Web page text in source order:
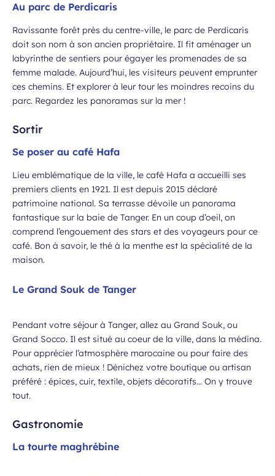
Au parc de Perdicaris
Ravissante forêt près du centre-ville, le parc de Perdicaris
doit son nom à son ancien propriétaire. Il fit aménager un
labyrinthe de sentiers pour égayer les promenades de sa
femme malade. Aujourd’hui, les visiteurs peuvent emprunter
ces chemins. Et explorer à leur tour les moindres recoins du
parc. Regardez les panoramas sur la mer !
Sortir
Se poser au café Hafa
Lieu emblématique de la ville, le café Hafa a accueilli ses
premiers clients en 1921. Il est depuis 2015 déclaré
patrimoine national. Sa terrasse dévoile un panorama
fantastique sur la baie de Tanger. En un coup d’oeil, on
comprend l’engouement des stars et des voyageurs pour ce
café. Bon à savoir, le thé à la menthe est la spécialité de la
maison.
Le Grand Souk de Tanger
Pendant votre séjour à Tanger, allez au Grand Souk, ou
Grand Socco. Il est situé au coeur de la ville, dans la médina.
Pour apprécier l’atmosphère marocaine ou pour faire des
achats, rien de mieux ! Dénichez votre boutique ou artisan
préféré : épices, cuir, textile, objets décoratifs… On y trouve
tout.
Gastronomie
La tourte maghrébine